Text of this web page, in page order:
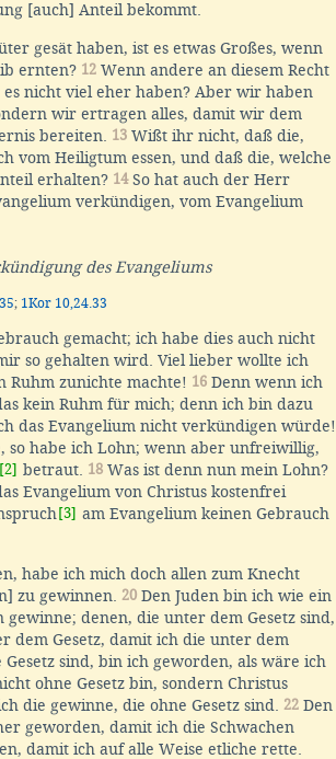
[auch] Anteil bekommt.
gesät haben, ist es etwas Großes, wenn
ernten? 12 Wenn andere an diesem Recht
nicht viel eher haben? Aber wir haben
wir ertragen alles, damit wir dem
bereiten.
13 Wißt ihr nicht, daß die,
vom Heiligtum essen, und daß die, welche
erhalten? 14So hat auch der Herr
verkündigen, vom Evangelium
des Evangeliums
; 1Kor 10,24.33
gemacht; ich habe dies auch nicht
so gehalten wird. Viel lieber wollte ich
Ruhm zunichte machte! 16 Denn wenn ich
kein Ruhm für mich; denn ich bin dazu
das Evangelium nicht verkündigen würde!
so habe ich Lohn; wenn aber unfreiwillig,
[2] betraut. 18 Was ist denn nun mein Lohn?
Evangelium von Christus kostenfrei
[3] am Evangelium keinen Gebrauch
habe ich mich doch allen zum Knecht
zu gewinnen. 20 Den Juden bin ich wie ein
denen, die unter dem Gesetz sind,
dem Gesetz, damit ich die unter dem
Gesetz sind, bin ich geworden, als wäre ich
ohne Gesetz bin, sondern Christus
die gewinne, die ohne Gesetz sind. 22 Den
geworden, damit ich die Schwachen
damit ich auf alle Weise etliche rette.